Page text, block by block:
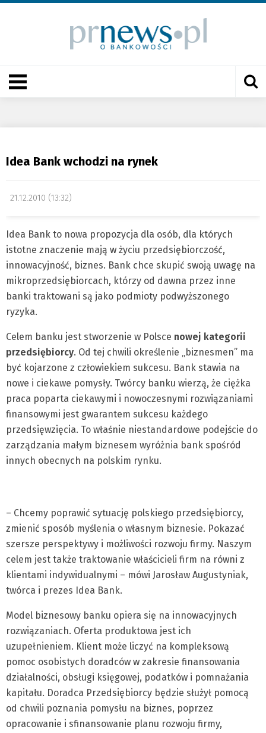
Idea Bank wchodzi na rynek
21.12.2010 (13:32)
Idea Bank to nowa propozycja dla osób, dla których
istotne znaczenie mają w życiu przedsiębiorczość,
innowacyjność, biznes. Bank chce skupić swoją uwagę na
mikroprzedsiębiorcach, którzy od dawna przez inne
banki traktowani są jako podmioty podwyższonego
ryzyka.
Celem banku jest stworzenie w Polsce nowej kategorii
przedsiębiorcy. Od tej chwili określenie „biznesmen” ma
być kojarzone z człowiekiem sukcesu. Bank stawia na
nowe i ciekawe pomysły. Twórcy banku wierzą, że ciężka
praca poparta ciekawymi i nowoczesnymi rozwiązaniami
finansowymi jest gwarantem sukcesu każdego
przedsięwzięcia. To właśnie niestandardowe podejście do
zarządzania małym biznesem wyróżnia bank spośród
innych obecnych na polskim rynku.
– Chcemy poprawić sytuację polskiego przedsiębiorcy,
zmienić sposób myślenia o własnym biznesie. Pokazać
szersze perspektywy i możliwości rozwoju firmy. Naszym
celem jest także traktowanie właścicieli firm na równi z
klientami indywidualnymi – mówi Jarosław Augustyniak,
twórca i prezes Idea Bank.
Model biznesowy banku opiera się na innowacyjnych
rozwiązaniach. Oferta produktowa jest ich
uzupełnieniem. Klient może liczyć na kompleksową
pomoc osobistych doradców w zakresie finansowania
działalności, obsługi księgowej, podatków i pomnażania
kapitału. Doradca Przedsiębiorcy będzie służył pomocą
od chwili poznania pomysłu na biznes, poprzez
opracowanie i sfinansowanie planu rozwoju firmy,